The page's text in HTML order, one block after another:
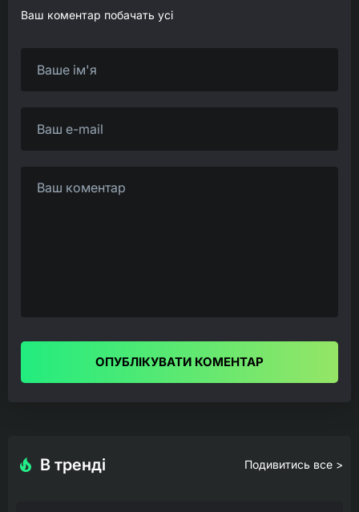
Ваш коментар побачать усі
ОПУБЛІКУВАТИ КОМЕНТАР
В тренді Подивитись все >